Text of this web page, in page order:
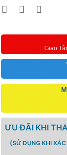
Giao
ƯU ĐÃI KHI
(SỬ DỤNG KHI